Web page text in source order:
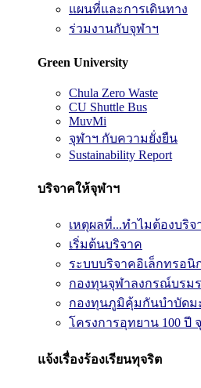
แผนที่และการเดินทาง
ร่วมงานกับจุฬาฯ
Green University
Chula Zero Waste
CU Shuttle Bus
MuvMi
จุฬาฯ กับความยั่งยืน
Sustainability Report
บริจาคให้จุฬาฯ
เหตุผลที่...ทำไมต้องบริจ
เริ่มต้นบริจาค
ระบบบริจาคอิเล็กทรอนิ
กองทุนจุฬาลงกรณ์บรม
กองทุนภูมิคุ้มกันบำบัดม
โครงการอุทยาน 100 ปี
แจ้งเรื่องร้องเรียนทุจริต